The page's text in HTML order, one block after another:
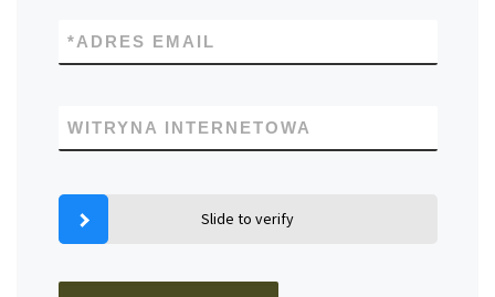
ADRES EMAIL
*
WITRYNA INTERNETOWA
Slide to verify